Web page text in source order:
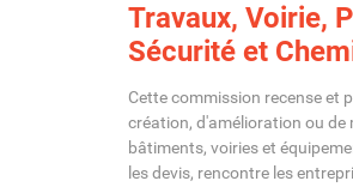
Travaux, Voirie,
Sécurité et
Cette commission recense et
création, d'amélioration ou de
bâtiments, voiries et
les devis, rencontre les